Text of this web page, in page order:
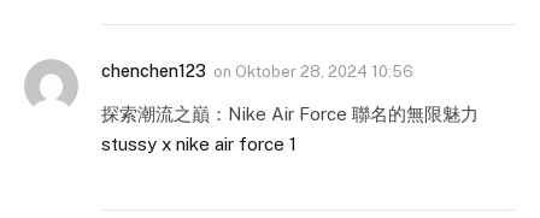
chenchen123 on Oktober 28, 2024 10:56
探索潮流之巔：Nike Air Force 聯名的無限魅力
stussy x nike air force 1